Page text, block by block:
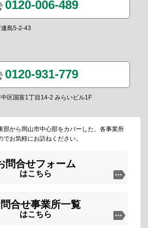
0120-006-489
島5-2-43
0120-931-779
区国富1丁目14-2 みらいビル1F
部から岡山市中心部をカバーした、各事業所
お気軽にお訪ねください。
問合せフォーム
はこちら
合せ事業所一覧
はこちら